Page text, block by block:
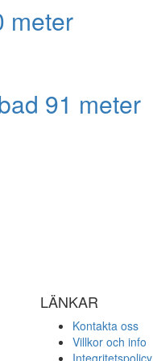
meter
91 meter
LÄNKAR
Kontakta oss
Villkor och info
Integritetspolicy